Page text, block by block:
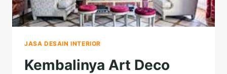
JASA DESAIN INTERIOR
Kembalinya Art Deco